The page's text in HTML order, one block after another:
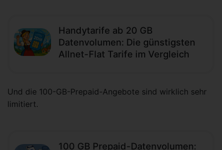
Handytarife ab 20 GB
Datenvolumen: Die günstigsten
Allnet-Flat Tarife im Vergleich
Und die 100-GB-Prepaid-Angebote sind wirklich sehr
limitiert.
100 GB Prepaid-Datenvolumen: